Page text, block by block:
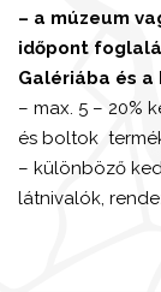
– a múzeum
időpont
Galériába és a
– max. 5 – 20%
és boltok
– különböző
látnivalók,